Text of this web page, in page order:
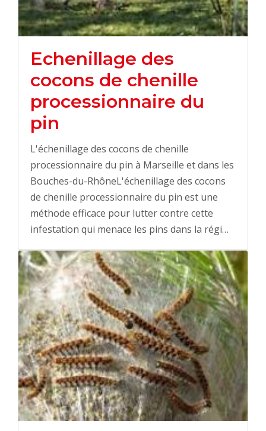
Echenillage des
cocons de chenille
processionnaire du
pin
L'échenillage des cocons de chenille
processionnaire du pin à Marseille et dans les
Bouches-du-RhôneL'échenillage des cocons
de chenille processionnaire du pin est une
méthode efficace pour lutter contre cette
infestation qui menace les pins dans la régi…